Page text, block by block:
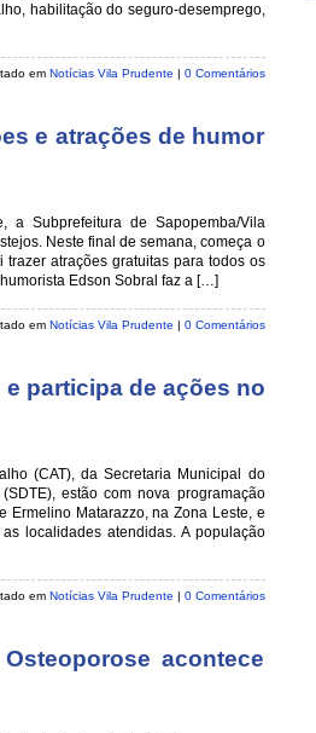
habilitação do seguro-desemprego,
em Notícias Vila Prudente | 0 Comentários
e atrações de humor
a Subprefeitura de Sapopemba/Vila
Neste final de semana, começa o
trazer atrações gratuitas para todos os
Edson Sobral faz a […]
em Notícias Vila Prudente | 0 Comentários
participa de ações no
(CAT), da Secretaria Municipal do
estão com nova programação
Ermelino Matarazzo, na Zona Leste, e
localidades atendidas. A população
em Notícias Vila Prudente | 0 Comentários
acontece